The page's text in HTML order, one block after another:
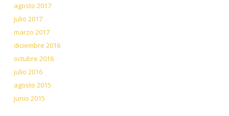
agosto 2017
julio 2017
marzo 2017
diciembre 2016
octubre 2016
julio 2016
agosto 2015
junio 2015